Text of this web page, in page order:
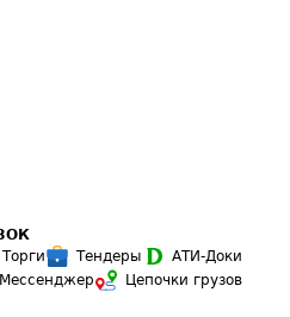
Торги Тендеры
АТИ-Доки
Цепочки грузов